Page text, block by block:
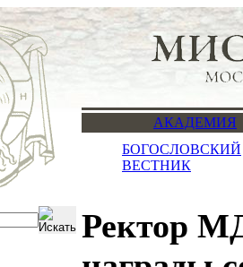
АКАДЕМИЯ
БОГОСЛОВСКИЙ
ВЕСТНИК
Ректор